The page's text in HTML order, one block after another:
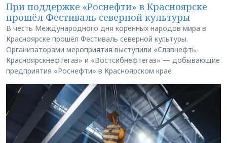
При поддержке «Роснефти» в Красноярске
прошёл Фестиваль северной культуры
В честь Международного дня коренных народов мира в
Красноярске прошёл Фестиваль северной культуры.
Организаторами мероприятия выступили «Славнефть-
Красноярскнефтегаз» и «Востсибнефтегаз» — добывающие
предприятия «Роснефти» в Красноярском крае